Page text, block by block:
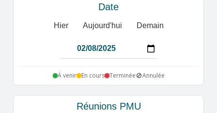
Date
Hier Aujourd'hui Demain
À venir En cours Terminée🚫Annulée
Réunions PMU
Réinitialiser